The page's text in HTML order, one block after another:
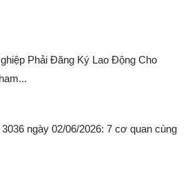
Phải Đăng Ký Lao Động Cho
ngày 02/06/2026: 7 cơ quan cùng